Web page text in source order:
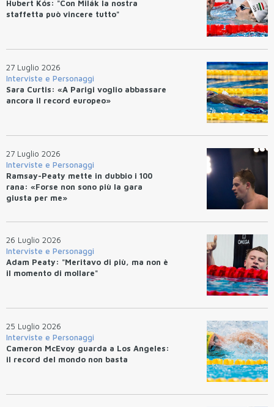
Hubert Kós: "Con Milák la nostra
staffetta può vincere tutto"
27 Luglio 2026
Interviste e Personaggi
Sara Curtis: «A Parigi voglio abbassare
ancora il record europeo»
27 Luglio 2026
Interviste e Personaggi
Ramsay-Peaty mette in dubbio i 100
rana: «Forse non sono più la gara
giusta per me»
26 Luglio 2026
Interviste e Personaggi
Adam Peaty: "Meritavo di più, ma non è
il momento di mollare"
25 Luglio 2026
Interviste e Personaggi
Cameron McEvoy guarda a Los Angeles:
il record del mondo non basta